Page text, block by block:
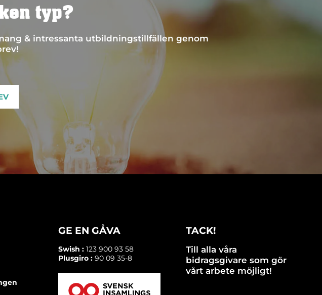
typ?
& intressanta utbildningstillfällen genom
GE EN GÅVA
Swish :123 900 93 58
Plusgiro :90 09 35-8
TACK!
Till alla våra
bidragsgivare som gör
vårt arbete möjligt!